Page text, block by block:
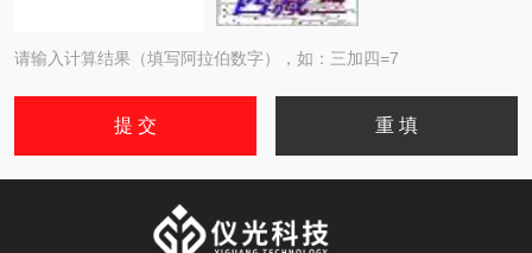
请输入计算结果（填写阿拉伯数字），如：三加四=7